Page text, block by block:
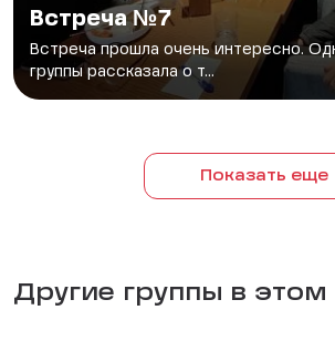
Встреча №7
Встреча прошла очень интересно.
группы рассказала о т...
Показать еще
Другие группы в этом